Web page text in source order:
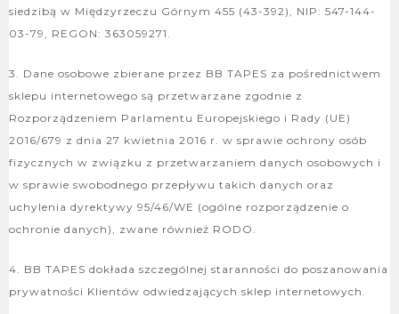
siedzibą w Międzyrzeczu Górnym 455 (43-392), NIP: 547-144-
03-79, REGON: 363059271.
3. Dane osobowe zbierane przez BB TAPES za pośrednictwem
sklepu internetowego są przetwarzane zgodnie z
Rozporządzeniem Parlamentu Europejskiego i Rady (UE)
2016/679 z dnia 27 kwietnia 2016 r. w sprawie ochrony osób
fizycznych w związku z przetwarzaniem danych osobowych i
w sprawie swobodnego przepływu takich danych oraz
uchylenia dyrektywy 95/46/WE (ogólne rozporządzenie o
ochronie danych), zwane również RODO.
4. BB TAPES dokłada szczególnej staranności do poszanowania
prywatności Klientów odwiedzających sklep internetowych.